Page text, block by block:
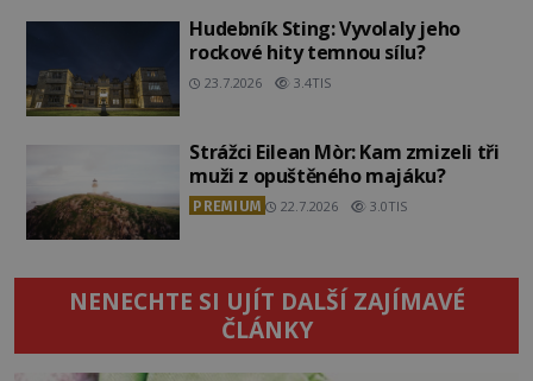
Hudebník Sting: Vyvolaly jeho
rockové hity temnou sílu?
23.7.2026 3.4TIS
Strážci Eilean Mòr: Kam zmizeli tři
muži z opuštěného majáku?
PREMIUM 22.7.2026 3.0TIS
NENECHTE SI UJÍT DALŠÍ ZAJÍMAVÉ
ČLÁNKY